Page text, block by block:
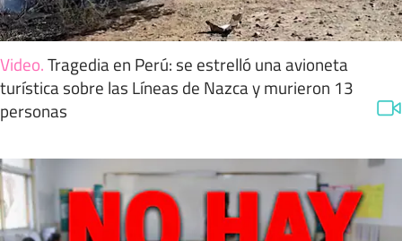
Video.Tragedia en Perú: se estrelló una avioneta
turística sobre las Líneas de Nazca y murieron 13
personas